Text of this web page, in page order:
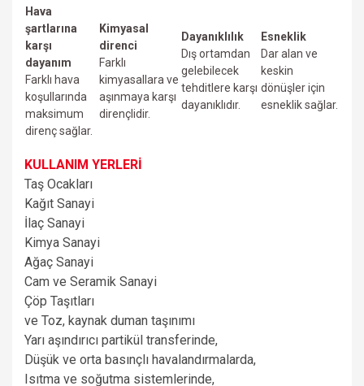
Hava
şartlarına
karşı
dayanım
Farklı hava
koşullarında
maksimum
direnç sağlar.
Kimyasal
direnci
Farklı
kimyasallara ve
aşınmaya karşı
dirençlidir.
Dayanıklılık
Dış ortamdan
gelebilecek
tehditlere karşı
dayanıklıdır.
Esneklik
Dar alan ve
keskin
dönüşler için
esneklik sağlar.
KULLANIM YERLERİ
Taş Ocakları
Kağıt Sanayi
İlaç Sanayi
Kimya Sanayi
Ağaç Sanayi
Cam ve Seramik Sanayi
Çöp Taşıtları
ve Toz, kaynak duman taşınımı
Yarı aşındırıcı partikül transferinde,
Düşük ve orta basınçlı havalandırmalarda,
Isıtma ve soğutma sistemlerinde,